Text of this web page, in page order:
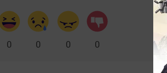
0 0 0 0